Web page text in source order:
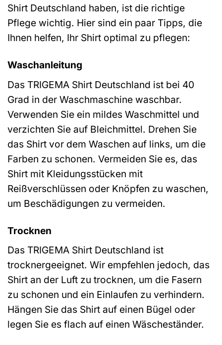
Shirt Deutschland haben, ist die richtige
Pflege wichtig. Hier sind ein paar Tipps, die
Ihnen helfen, Ihr Shirt optimal zu pflegen:
Waschanleitung
Das TRIGEMA Shirt Deutschland ist bei 40
Grad in der Waschmaschine waschbar.
Verwenden Sie ein mildes Waschmittel und
verzichten Sie auf Bleichmittel. Drehen Sie
das Shirt vor dem Waschen auf links, um die
Farben zu schonen. Vermeiden Sie es, das
Shirt mit Kleidungsstücken mit
Reißverschlüssen oder Knöpfen zu waschen,
um Beschädigungen zu vermeiden.
Trocknen
Das TRIGEMA Shirt Deutschland ist
trocknergeeignet. Wir empfehlen jedoch, das
Shirt an der Luft zu trocknen, um die Fasern
zu schonen und ein Einlaufen zu verhindern.
Hängen Sie das Shirt auf einen Bügel oder
legen Sie es flach auf einen Wäscheständer.